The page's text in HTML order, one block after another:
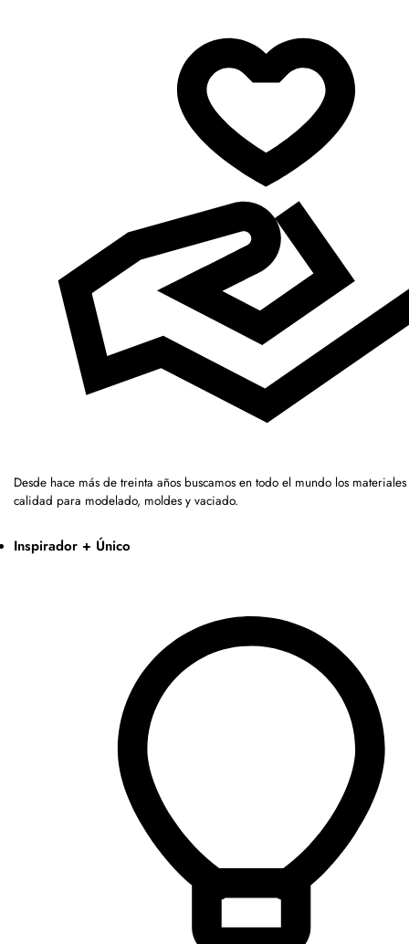
Desde hace más de treinta años buscamos en todo el mundo los
calidad para modelado, moldes y vaciado.
Inspirador + Único